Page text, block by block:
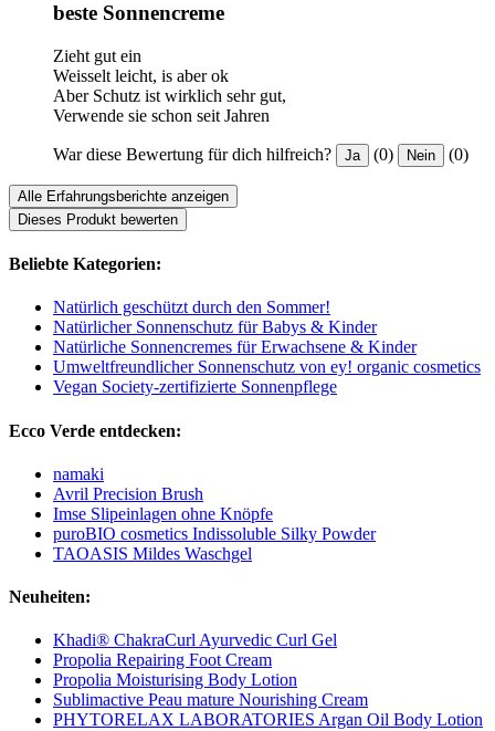
beste Sonnencreme
Zieht gut ein
Weisselt leicht, is aber ok
Aber Schutz ist wirklich sehr gut,
Verwende sie schon seit Jahren
War diese Bewertung für dich hilfreich? Ja (0) Nein (0)
Alle Erfahrungsberichte anzeigen
Dieses Produkt bewerten
Beliebte Kategorien:
Natürlich geschützt durch den Sommer!
Natürlicher Sonnenschutz für Babys & Kinder
Natürliche Sonnencremes für Erwachsene & Kinder
Umweltfreundlicher Sonnenschutz von ey! organic cosmetics
Vegan Society-zertifizierte Sonnenpflege
Ecco Verde entdecken:
namaki
Avril Precision Brush
Imse Slipeinlagen ohne Knöpfe
puroBIO cosmetics Indissoluble Silky Powder
TAOASIS Mildes Waschgel
Neuheiten:
Khadi® ChakraCurl Ayurvedic Curl Gel
Propolia Repairing Foot Cream
Propolia Moisturising Body Lotion
Sublimactive Peau mature Nourishing Cream
PHYTORELAX LABORATORIES Argan Oil Body Lotion